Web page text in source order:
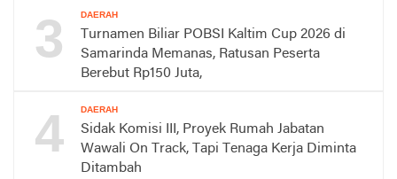
3 DAERAH
Turnamen Biliar POBSI Kaltim Cup 2026 di
Samarinda Memanas, Ratusan Peserta
Berebut Rp150 Juta,
4 DAERAH
Sidak Komisi III, Proyek Rumah Jabatan
Wawali On Track, Tapi Tenaga Kerja Diminta
Ditambah